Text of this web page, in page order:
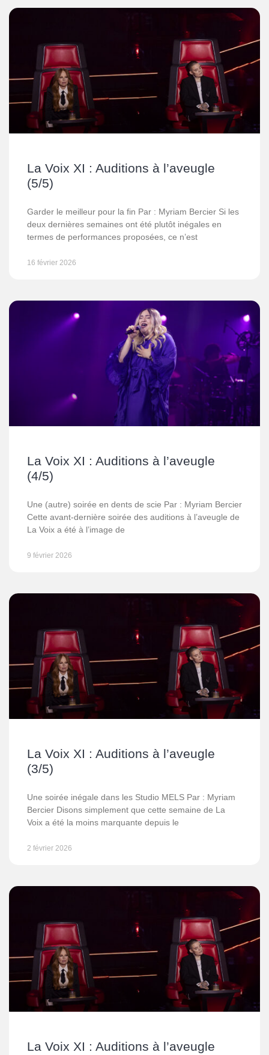
La Voix XI : Auditions à l’aveugle
(5/5)
Garder le meilleur pour la fin Par : Myriam Bercier Si les
deux dernières semaines ont été plutôt inégales en
termes de performances proposées, ce n’est
16 février 2026
La Voix XI : Auditions à l’aveugle
(4/5)
Une (autre) soirée en dents de scie Par : Myriam Bercier
Cette avant-dernière soirée des auditions à l’aveugle de
La Voix a été à l’image de
9 février 2026
La Voix XI : Auditions à l’aveugle
(3/5)
Une soirée inégale dans les Studio MELS Par : Myriam
Bercier Disons simplement que cette semaine de La
Voix a été la moins marquante depuis le
2 février 2026
La Voix XI : Auditions à l’aveugle